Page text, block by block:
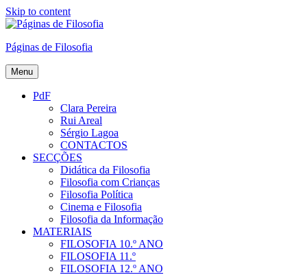
Skip to content
Páginas de Filosofia
Menu
PdF
Clara Pereira
Rui Areal
Sérgio Lagoa
CONTACTOS
SECÇÕES
Didática da Filosofia
Filosofia com Crianças
Filosofia Política
Cinema e Filosofia
Filosofia da Informação
MATERIAIS
FILOSOFIA 10.º ANO
FILOSOFIA 11.º
FILOSOFIA 12.º ANO